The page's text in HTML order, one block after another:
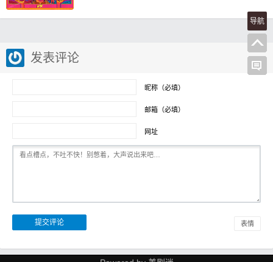
发表评论
昵称（必填）
邮箱（必填）
网址
表情
导航